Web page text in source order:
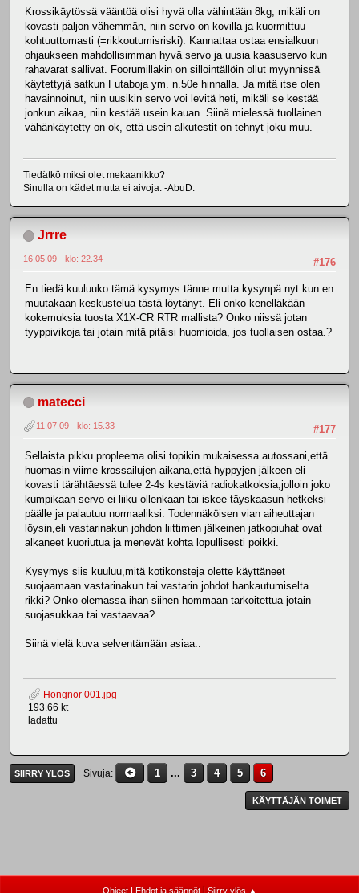
Krossikäytössä vääntöä olisi hyvä olla vähintään 8kg, mikäli on
kovasti paljon vähemmän, niin servo on kovilla ja kuormittuu
kohtuuttomasti (=rikkoutumisriski). Kannattaa ostaa ensialkuun
ohjaukseen mahdollisimman hyvä servo ja uusia kaasuservo kun
rahavarat sallivat. Foorumillakin on sillointällöin ollut myynnissä
käytettyjä satkun Futaboja ym. n.50e hinnalla. Ja mitä itse olen
havainnoinut, niin uusikin servo voi levitä heti, mikäli se kestää
jonkun aikaa, niin kestää usein kauan. Siinä mielessä tuollainen
vähänkäytetty on ok, että usein alkutestit on tehnyt joku muu.
Tiedätkö miksi olet mekaanikko?
Sinulla on kädet mutta ei aivoja. -AbuD.
Jrrre
#176
16.05.09 - klo: 22.34
En tiedä kuuluuko tämä kysymys tänne mutta kysynpä nyt kun en
muutakaan keskustelua tästä löytänyt. Eli onko kenelläkään
kokemuksia tuosta X1X-CR RTR mallista? Onko niissä jotan
tyyppivikoja tai jotain mitä pitäisi huomioida, jos tuollaisen ostaa.?
matecci
#177
11.07.09 - klo: 15.33
Sellaista pikku propleema olisi topikin mukaisessa autossani,että
huomasin viime krossailujen aikana,että hyppyjen jälkeen eli
kovasti tärähtäessä tulee 2-4s kestäviä radiokatkoksia,jolloin joko
kumpikaan servo ei liiku ollenkaan tai iskee täyskaasun hetkeksi
päälle ja palautuu normaaliksi. Todennäköisen vian aiheuttajan
löysin,eli vastarinakun johdon liittimen jälkeinen jatkopiuhat ovat
alkaneet kuoriutua ja menevät kohta lopullisesti poikki.
Kysymys siis kuuluu,mitä kotikonsteja olette käyttäneet
suojaamaan vastarinakun tai vastarin johdot hankautumiselta
rikki? Onko olemassa ihan siihen hommaan tarkoitettua jotain
suojasukkaa tai vastaavaa?
Siinä vielä kuva selventämään asiaa..
Hongnor 001.jpg
193.66 kt
ladattu
SIIRRY YLÖS Sivuja 1 ... 3 4 5 6
KÄYTTÄJÄN TOIMET
Ohjeet| Ehdot ja säännöt| Siirry ylös ▲